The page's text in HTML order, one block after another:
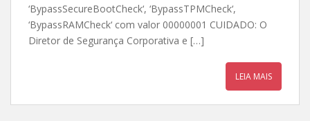
‘BypassSecureBootCheck‘, ‘BypassTPMCheck‘,
‘BypassRAMCheck‘ com valor 00000001 CUIDADO: O
Diretor de Segurança Corporativa e […]
LEIA MAIS